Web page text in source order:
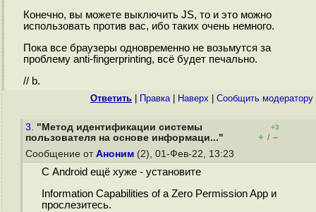
Конечно, вы можете выключить JS, то и это можно
использовать против вас, ибо таких очень немного.
Пока все браузеры одновременно не возьмутся за
проблему anti-fingerprinting, всё будет печально.
// b.
Ответить Правка| Наверх Cообщить модератору
3. "Метод идентификации системы
пользователя на основе информаци..."
+3
+ / –
Сообщение от Аноним (2), 01-Фев-22, 13:23
С Android ещё хуже - установите
Information Capabilities of a Zero Permission App и
прослезитесь.